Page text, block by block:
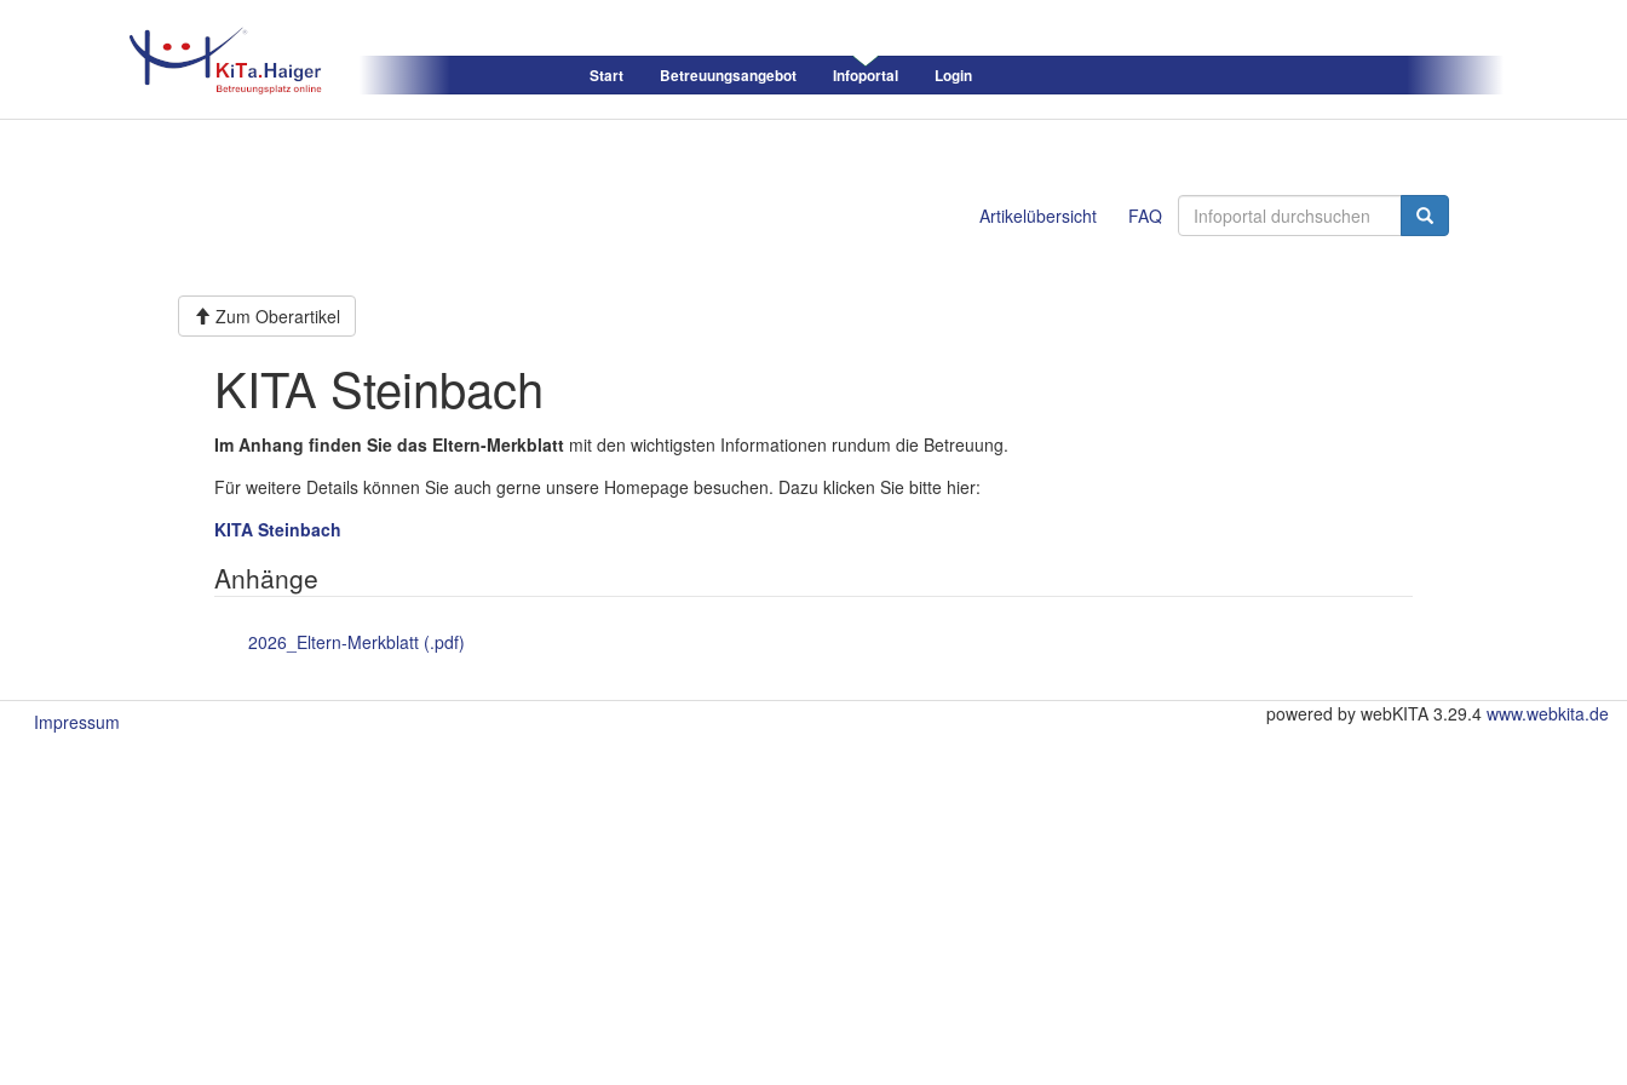
Start Betreuungsangebot Infoportal Login
FAQ
Artikelübersicht
Zum Oberartikel
KITA Steinbach
Im Anhang finden Sie das Eltern-Merkblatt mit den wichtigsten Informationen rundum die Betreuung.
Für weitere Details können Sie auch gerne unsere Homepage besuchen. Dazu klicken Sie bitte hier:
KITA Steinbach
Anhänge
2026_Eltern-Merkblatt (.pdf)
Impressum powered by webKITA 3.29.4 www.webkita.de